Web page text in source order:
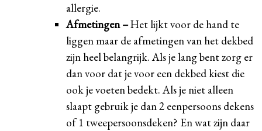
allergie.
Afmetingen –Het lijkt voor de hand te
liggen maar de afmetingen van het dekbed
zijn heel belangrijk. Als je lang bent zorg er
dan voor dat je voor een dekbed kiest die
ook je voeten bedekt. Als je niet alleen
slaapt gebruik je dan 2 eenpersoons dekens
of 1 tweepersoonsdeken? En wat zijn daar